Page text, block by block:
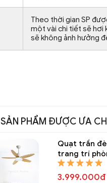
Theo thời gian SP
một vài chi tiết sẽ hơi
sẽ không ảnh hưởng
SẢN PHẨM ĐƯỢC ƯA
Quạt trần
trang trí
QTT 8150A
3.999.000đ